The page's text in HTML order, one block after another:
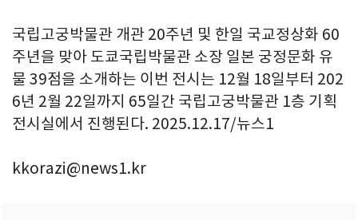
국립고궁박물관 개관 20주년 및 한일 국교정상화 60
주년을 맞아 도쿄국립박물관 소장 일본 궁정문화 유
물 39점을 소개하는 이번 전시는 12월 18일부터 202
6년 2월 22일까지 65일간 국립고궁박물관 1층 기획
전시실에서 진행된다. 2025.12.17/뉴스1
kkorazi@news1.kr